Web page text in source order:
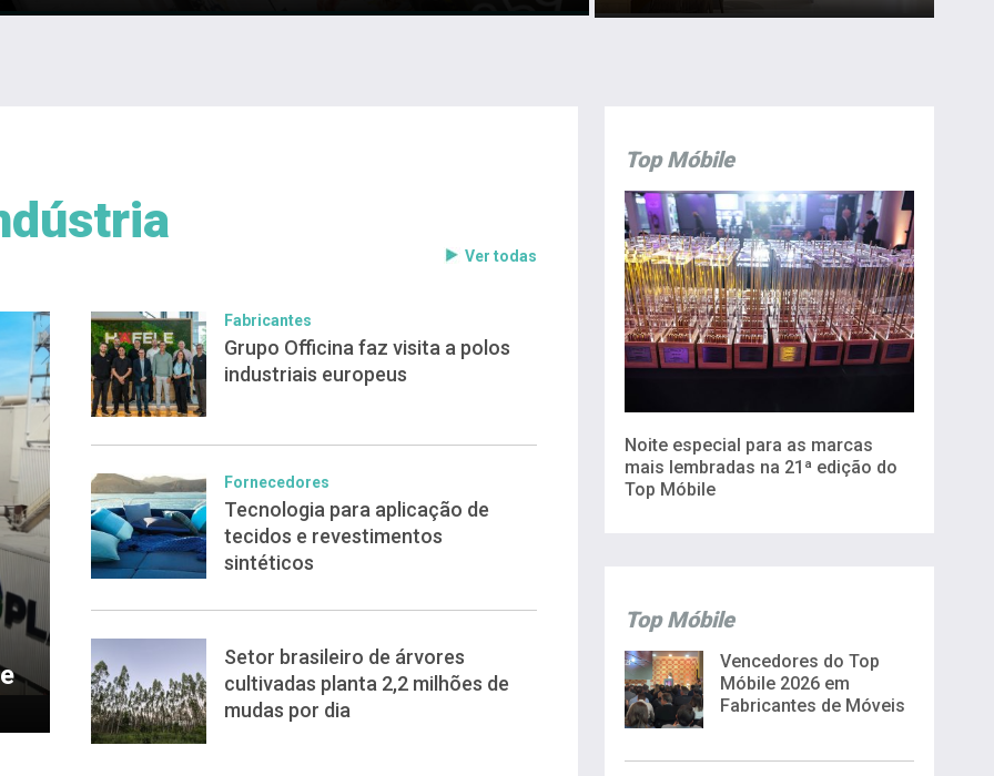
Ver todas
Fabricantes
Grupo Officina faz visita a polos
industriais europeus
Fornecedores
Tecnologia para aplicação de
tecidos e revestimentos
sintéticos
Setor brasileiro de árvores
cultivadas planta 2,2 milhões de
mudas por dia
Top Móbile
Noite especial para as marcas
mais lembradas na 21ª edição do
Top Móbile
Top Móbile
Vencedores do Top
Móbile 2026 em
Fabricantes de Móveis